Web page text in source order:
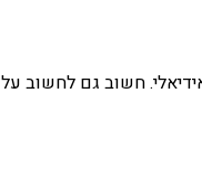
חשוב גם לחשוב